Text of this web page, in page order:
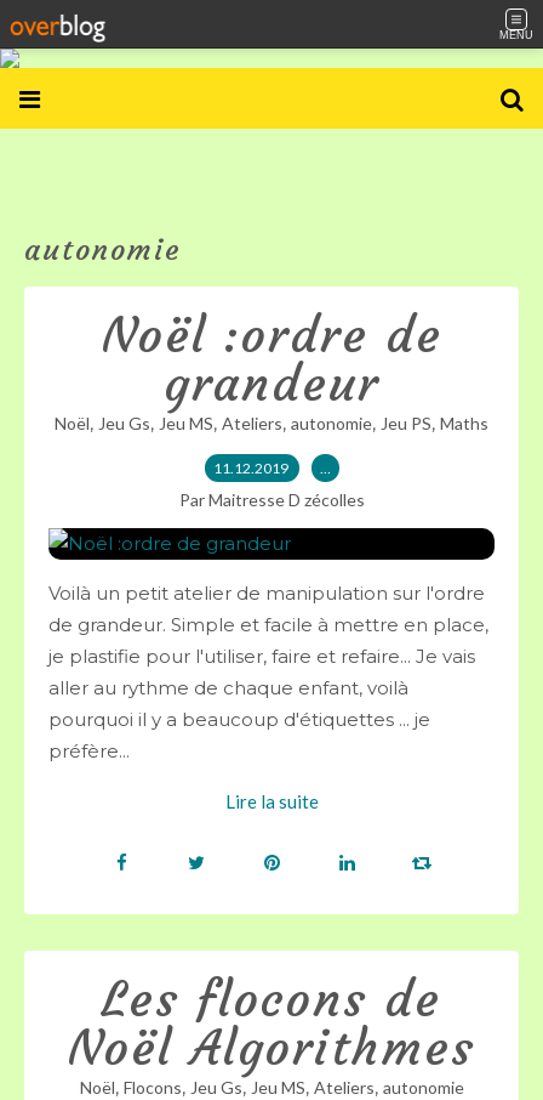
MENU
autonomie
Noël :ordre de
grandeur
Noël, Jeu Gs, Jeu MS, Ateliers, autonomie, Jeu PS, Maths
11.12.2019 …
Par Maitresse D zécolles
Voilà un petit atelier de manipulation sur l'ordre
de grandeur. Simple et facile à mettre en place,
je plastifie pour l'utiliser, faire et refaire... Je vais
aller au rythme de chaque enfant, voilà
pourquoi il y a beaucoup d'étiquettes ... je
préfère...
Lire la suite
Les flocons de
Noël Algorithmes
Noël, Flocons, Jeu Gs, Jeu MS, Ateliers, autonomie